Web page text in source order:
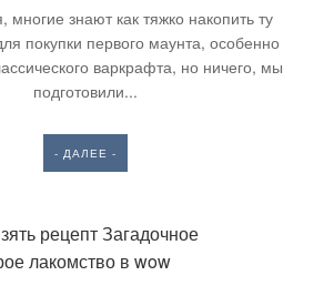
многие знают как тяжко накопить ту
покупки первого маунта, особенно
варкрафта, но ничего, мы
подготовили...
- ДАЛЕЕ -